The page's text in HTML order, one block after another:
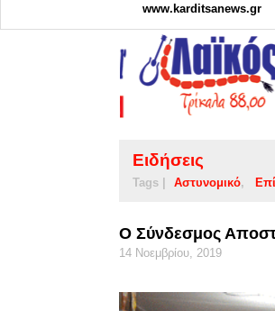
www.karditsanews.gr
Ειδήσεις
Tags | Αστυνομικό
Ο Σύνδεσμος
14 Νοεμβρίου, 2019